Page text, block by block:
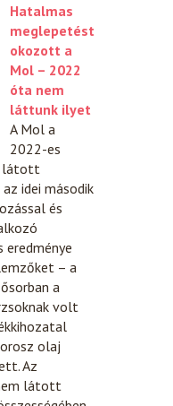
Hatalmas
meglepetést
okozott a
Mol – 2022
óta nem
láttunk ilyet
A Mol a
2022-es
látott
idei második
és
eredménye
– a
a
volt
olaj
Az
látott